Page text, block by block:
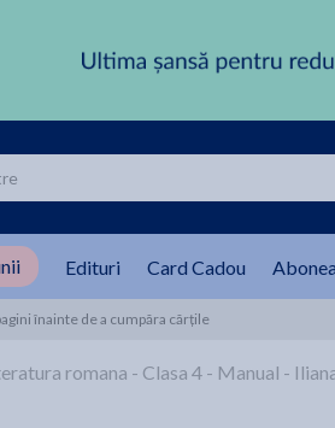
Edituri Card Cadou
înainte de a cumpăra cărțile
romana - Clasa 4 - Manual -